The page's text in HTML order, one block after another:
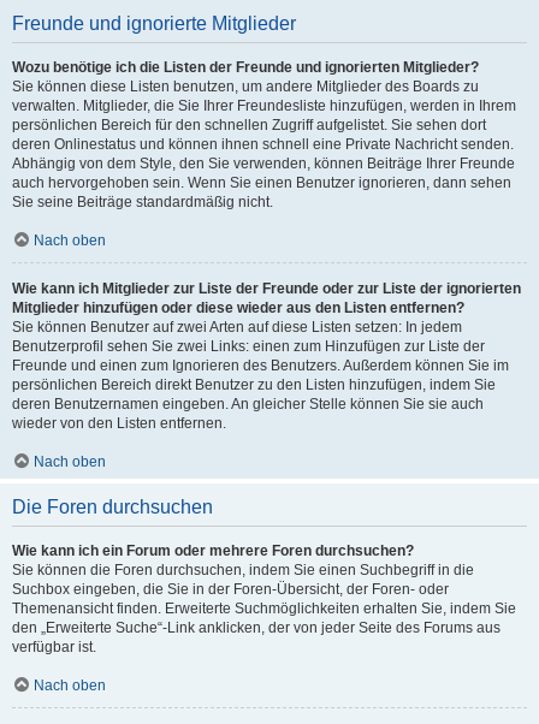
Freunde und ignorierte Mitglieder
Wozu benötige ich die Listen der Freunde und ignorierten Mitglieder?
Sie können diese Listen benutzen, um andere Mitglieder des Boards zu
verwalten. Mitglieder, die Sie Ihrer Freundesliste hinzufügen, werden in Ihrem
persönlichen Bereich für den schnellen Zugriff aufgelistet. Sie sehen dort
deren Onlinestatus und können ihnen schnell eine Private Nachricht senden.
Abhängig von dem Style, den Sie verwenden, können Beiträge Ihrer Freunde
auch hervorgehoben sein. Wenn Sie einen Benutzer ignorieren, dann sehen
Sie seine Beiträge standardmäßig nicht.
Nach oben
Wie kann ich Mitglieder zur Liste der Freunde oder zur Liste der ignorierten
Mitglieder hinzufügen oder diese wieder aus den Listen entfernen?
Sie können Benutzer auf zwei Arten auf diese Listen setzen: In jedem
Benutzerprofil sehen Sie zwei Links: einen zum Hinzufügen zur Liste der
Freunde und einen zum Ignorieren des Benutzers. Außerdem können Sie im
persönlichen Bereich direkt Benutzer zu den Listen hinzufügen, indem Sie
deren Benutzernamen eingeben. An gleicher Stelle können Sie sie auch
wieder von den Listen entfernen.
Nach oben
Die Foren durchsuchen
Wie kann ich ein Forum oder mehrere Foren durchsuchen?
Sie können die Foren durchsuchen, indem Sie einen Suchbegriff in die
Suchbox eingeben, die Sie in der Foren-Übersicht, der Foren- oder
Themenansicht finden. Erweiterte Suchmöglichkeiten erhalten Sie, indem Sie
den „Erweiterte Suche“-Link anklicken, der von jeder Seite des Forums aus
verfügbar ist.
Nach oben